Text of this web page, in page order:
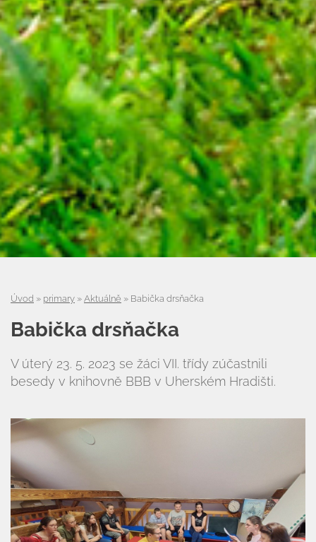
Úvod » primary » Aktuálně » Babička drsňačka
Babička drsňačka
V úterý 23. 5. 2023 se žáci VII. třídy zúčastnili
besedy v knihovně BBB v Uherském Hradišti.